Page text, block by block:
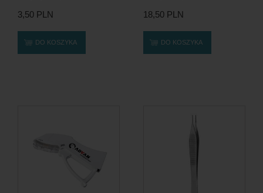
3,50 PLN
DO KOSZYKA
18,50 PLN
DO KOSZYKA